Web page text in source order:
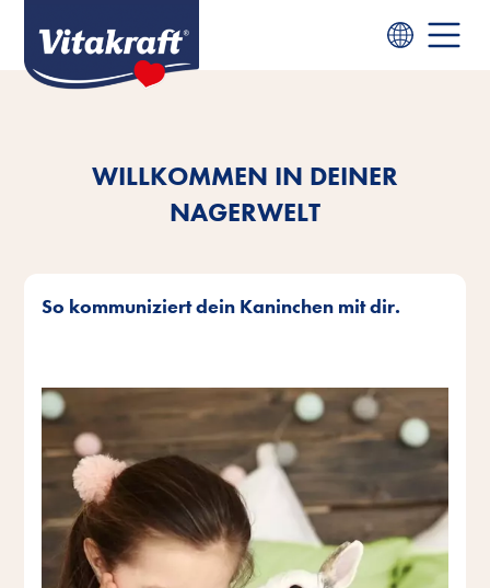
WILLKOMMEN IN DEINER
NAGERWELT
So kommuniziert dein Kaninchen mit dir.